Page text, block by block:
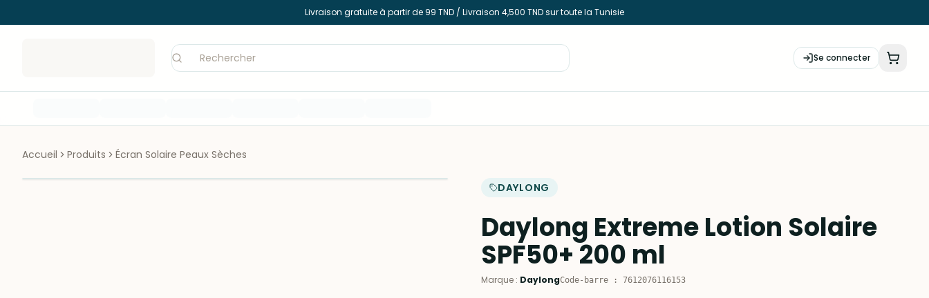
Livraison gratuite à partir de 99 TND / Livraison 4,500 TND sur toute la Tunisie
Se connecter
Accueil Produits Écran Solaire Peaux Sèches
DAYLONG
Daylong Extreme Lotion Solaire
SPF50+ 200 ml
Marque : DaylongCode-barre : 7612076116153